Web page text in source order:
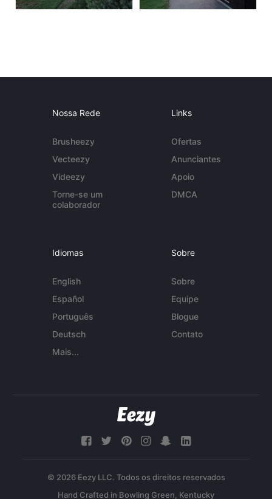
Nossa Rede
Brusheezy
Vecteezy
Videezy
Torne-se um
colaborador
Links
Ofertas
Anunciantes
Apoio
DMCA
Idiomas
English
Español
Português
Deutsch
Mais...
Sobre
Sobre
Equipe
Blogue
Contato
© 2026 Eezy LLC. Todos os direitos reservados